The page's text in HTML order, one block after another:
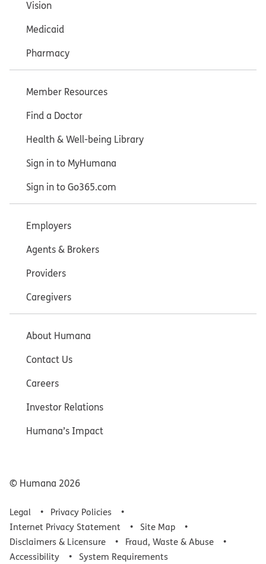
Vision
Medicaid
Pharmacy
Member Resources
Find a Doctor
Health & Well-being Library
Sign in to MyHumana
Sign in to Go365.com
Employers
Agents & Brokers
Providers
Caregivers
About Humana
Contact Us
Careers
Investor Relations
Humana’s Impact
© Humana 2026
Legal
Privacy Policies
Internet Privacy Statement
Site Map
Disclaimers & Licensure
Fraud, Waste & Abuse
Accessibility
System Requirements